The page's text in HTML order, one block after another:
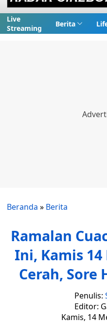
Live
Streaming
Berita
Beranda » Berita
Ramalan
Ini, Kamis 14
Cerah, Sore
Penulis:
Editor:
Kamis, 14